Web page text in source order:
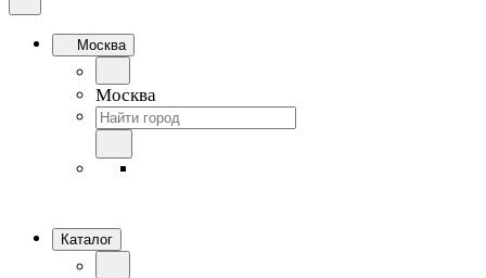
Москва
Москва
Каталог